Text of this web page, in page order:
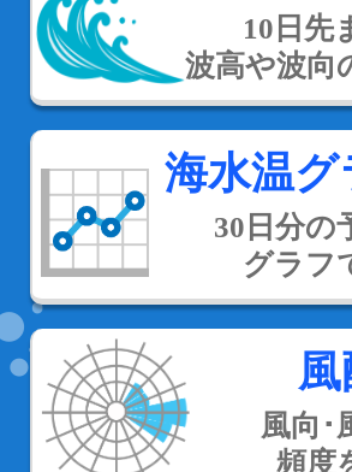
10日先
波高や波向
海水温グ
30日分の
グラフ
風
風向･
頻度